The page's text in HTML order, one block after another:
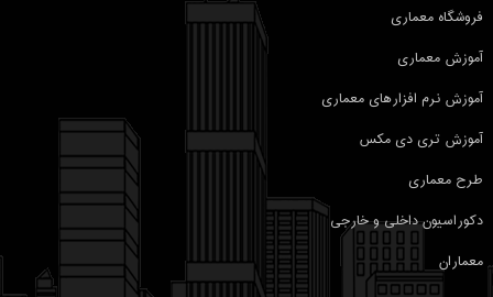
فروشگاه معماری
آموزش معماری
آموزش نرم افزارهای معماری
آموزش تری دی مکس
طرح معماری
دکوراسیون داخلی و خارجی
معماران